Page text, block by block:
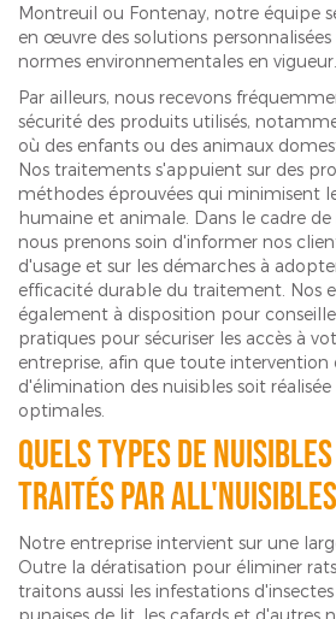
Montreuil ou Fontenay, notre équipe
en œuvre des solutions
normes environnementales en vigueur.
Par ailleurs, nous recevons
sécurité des produits utilisés,
où des enfants ou des animaux
Nos traitements s'appuient sur des
méthodes éprouvées qui minimisent
humaine et animale. Dans le cadre de
nous prenons soin d'informer nos
d'usage et sur les démarches à
efficacité durable du traitement. Nos
également à disposition pour
pratiques pour sécuriser les accès à
entreprise, afin que toute intervention
d'élimination des nuisibles soit
optimales.
Quels types de
traités par
Notre entreprise intervient sur une
Outre la dératisation pour éliminer
traitons aussi les infestations
punaises de lit, les cafards et d'autres